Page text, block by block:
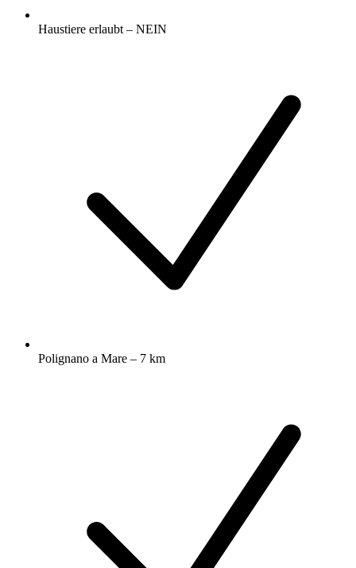
Haustiere erlaubt – NEIN
Polignano a Mare – 7 km